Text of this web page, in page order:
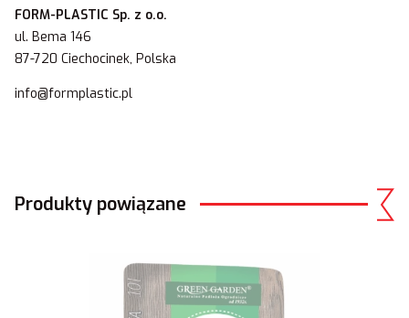
FORM-PLASTIC Sp. z o.o.
ul. Bema 146
87-720 Ciechocinek, Polska
info@formplastic.pl
Produkty powiązane